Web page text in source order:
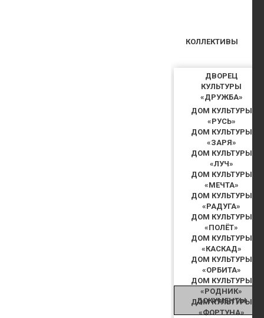
ДВОРЕЦ
КУЛЬТУРЫ
«ДРУЖБА»
ДОМ КУЛЬТУРЫ
«РУСЬ»
ДОМ КУЛЬТУРЫ
«ЗАРЯ»
ДОМ КУЛЬТУРЫ
«ЛУЧ»
ДОМ КУЛЬТУРЫ
«МЕЧТА»
ДОМ КУЛЬТУРЫ
«РАДУГА»
ДОМ КУЛЬТУРЫ
«ПОЛЁТ»
ДОМ КУЛЬТУРЫ
«КАСКАД»
ДОМ КУЛЬТУРЫ
«ОРБИТА»
ДОМ КУЛЬТУРЫ
«РОДНИК»
ДОМ КУЛЬТУРЫ
«ФОРТУНА»
КОЛЛЕКТИВЫ
ДОКУМЕНТЫ